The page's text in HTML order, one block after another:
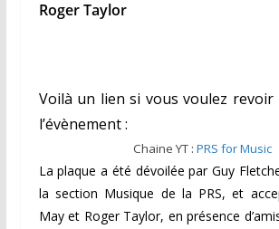
Roger Taylor
Voilà un lien si vous voulez revoir
l’évènement :
Chaine YT :PRS for Music
La plaque a été dévoilée par Guy
la section Musique de la PRS, et
May et Roger Taylor, en présence